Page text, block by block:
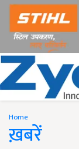
Home
ख़बरें